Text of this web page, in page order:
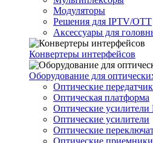
Модуляторы
Решения для IPTV/OTT
Аксессуары для
Конвертеры интерфейсов
Оборудование для
Оптические
Оптическая платформа
Оптические усилители
Оптические усилители
Оптические
Оптические приемники